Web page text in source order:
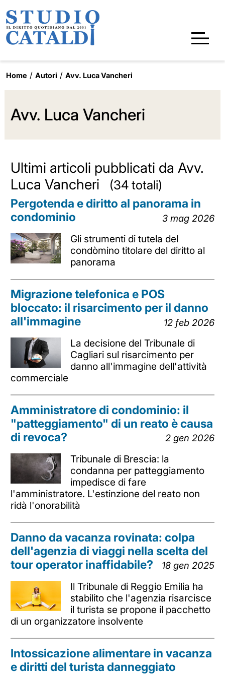
Home Autori Avv. Luca Vancheri
Avv. Luca Vancheri
Ultimi articoli pubblicati da Avv.
Luca Vancheri
(34 totali)
Pergotenda e diritto al panorama in
condominio
3 mag 2026
Gli strumenti di tutela del
condòmino titolare del diritto al
panorama
Migrazione telefonica e POS
bloccato: il risarcimento per il danno
all'immagine
12 feb 2026
La decisione del Tribunale di
Cagliari sul risarcimento per
danno all'immagine dell'attività
commerciale
Amministratore di condominio: il
"patteggiamento" di un reato è causa
di revoca?
2 gen 2026
Tribunale di Brescia: la
condanna per patteggiamento
impedisce di fare
l'amministratore. L'estinzione del reato non
ridà l'onorabilità
Danno da vacanza rovinata: colpa
dell'agenzia di viaggi nella scelta del
tour operator inaffidabile?
18 gen 2025
Il Tribunale di Reggio Emilia ha
stabilito che l'agenzia risarcisce
il turista se propone il pacchetto
di un organizzatore insolvente
Intossicazione alimentare in vacanza
e diritti del turista danneggiato